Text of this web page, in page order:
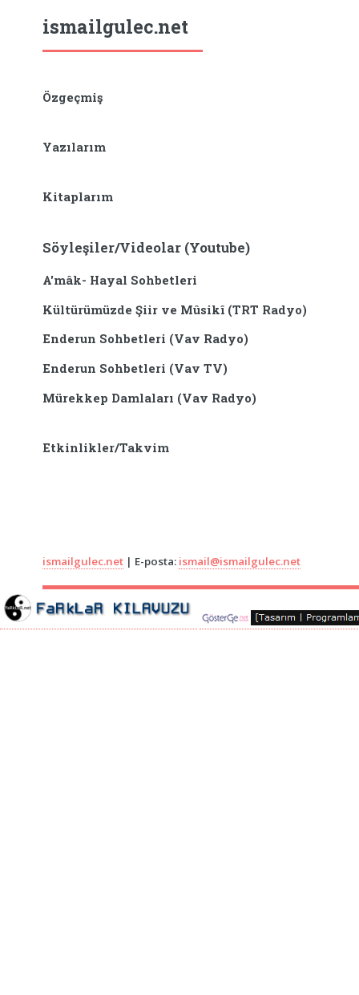
ismailgulec.net
Özgeçmiş
Yazılarım
Kitaplarım
Söyleşiler/Videolar (Youtube)
A'mâk- Hayal Sohbetleri
Kültürümüzde Şiir ve Mûsikî (TRT Radyo)
Enderun Sohbetleri (Vav Radyo)
Enderun Sohbetleri (Vav TV)
Mürekkep Damlaları (Vav Radyo)
Etkinlikler/Takvim
ismailgulec.net | E-posta: ismail@ismailgulec.net